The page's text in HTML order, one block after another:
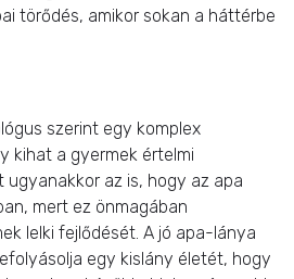
törődés, amikor sokan a háttérbe
szerint egy komplex
kihat a gyermek értelmi
ugyanakkor az is, hogy az apa
mert ez önmagában
lelki fejlődését. A jó apa-lánya
egy kislány életét, hogy